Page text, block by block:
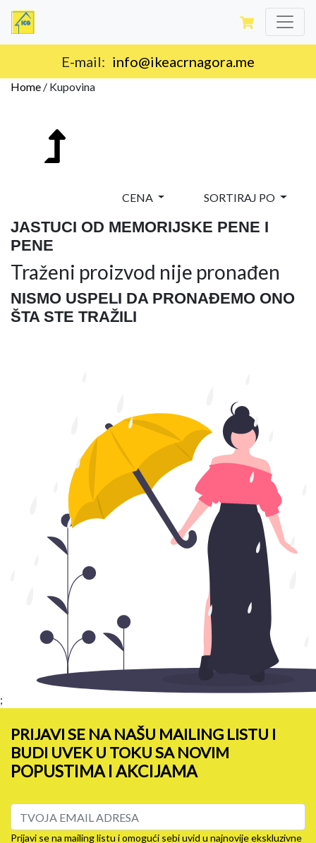
E-mail: info@ikeacrnagora.me
Home / Kupovina
CENA SORTIRAJ PO
JASTUCI OD MEMORIJSKE PENE I
PENE
Traženi proizvod nije pronađen
NISMO USPELI DA PRONAĐEMO ONO
ŠTA STE TRAŽILI
;
PRIJAVI SE NA NAŠU MAILING LISTU I
BUDI UVEK U TOKU SA NOVIM
POPUSTIMA I AKCIJAMA
Prijavi se na mailing listu i omogući sebi uvid u najnovije ekskluzivne